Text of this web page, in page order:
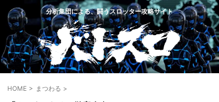
分析集団による、闘うスロッター攻略サイト
HOME > まつわる >